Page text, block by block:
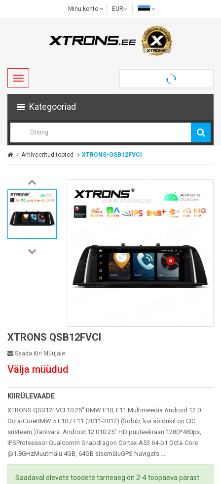
Minu konto EUR
Kategooriad
Arhiveeritud tooted XTRONS-QSB12FVCI
XTRONS QSB12FVCI
Saada Kiri Müüjale
Välja müüdud
KIIRÜLEVAADE
XTRONS QSB12FVCI 10.25" BMW F10, F11 Multimeedia Android 12.0
Octa-CoreBMW 5 F10 / F11 (2011-2012) (Sobib, kui sõidukil on CIC
süsteem.)Tarkvara: Android 12.010.25" HD puuteekraan 1280*480px,
IPSProtsessor Qualcomm Snapdragon Cortex-A53 64-bit Octa-Core
@1.8GHzMuutmälu 4GB, 64GB sisemäluGPS Navigats ...
Saadaval olevate toodete tarneaeg on 2-4 tööpäeva pärast